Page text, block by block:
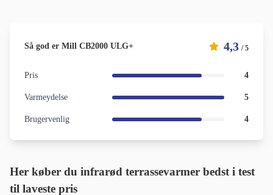
Så god er Mill CB2000 ULG+ 4,3 / 5
Pris 4
Varmeydelse 5
Brugervenlig 4
Her køber du infrarød terrassevarmer bedst i test
til laveste pris